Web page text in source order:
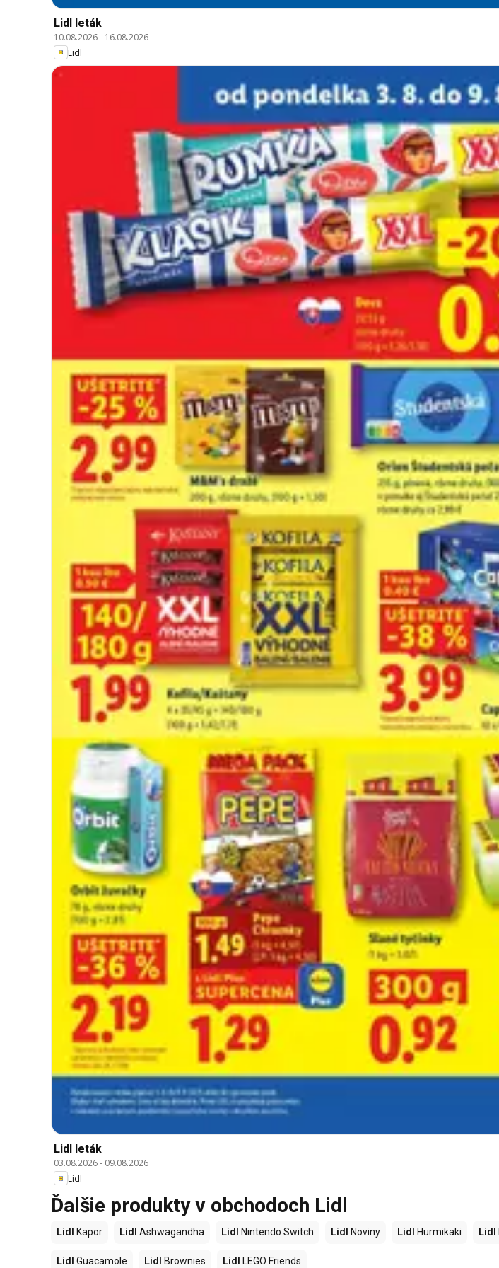
Lidl leták
10.08.2026- 16.08.2026
Lidl
Lidl leták
03.08.2026- 09.08.2026
Lidl
Ďalšie produkty v obchodoch Lidl
Lidl Kapor Lidl Ashwagandha Lidl Nintendo Switch Lidl Noviny Lidl Hurmikaki Lidl
Lidl Guacamole Lidl Brownies Lidl LEGO Friends